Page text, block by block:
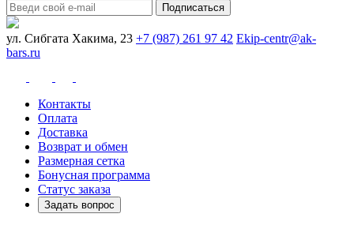
Подписаться
ул. Сибгата Хакима, 23 +7 (987) 261 97 42 Ekip-centr@ak-
bars.ru
Контакты
Оплата
Доставка
Возврат и обмен
Размерная сетка
Бонусная программа
Статус заказа
Задать вопрос